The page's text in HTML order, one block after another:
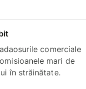
comerciale
mari de
în străinătate.